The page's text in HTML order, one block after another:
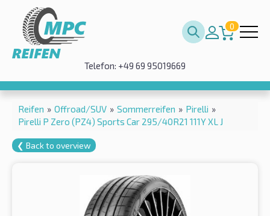
0
Telefon: +49 69 95019669
Reifen » Offroad/SUV » Sommerreifen » Pirelli »
Pirelli P Zero (PZ4) Sports Car 295/40R21 111Y XL J
❮ Back to overview